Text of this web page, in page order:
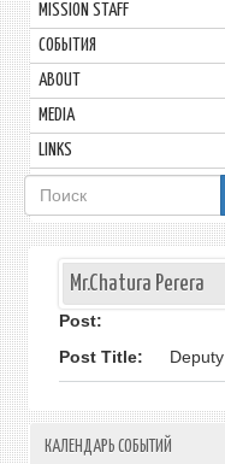
MISSION STAFF
СОБЫТИЯ
ABOUT
MEDIA
LINKS
Форма
поиска
Mr.Chatura Perera
Post:
Post Title:
КАЛЕНДАРЬ СОБЫТИЙ